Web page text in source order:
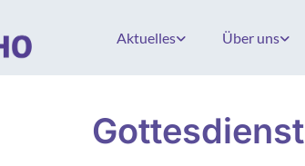
Aktuelles Über uns